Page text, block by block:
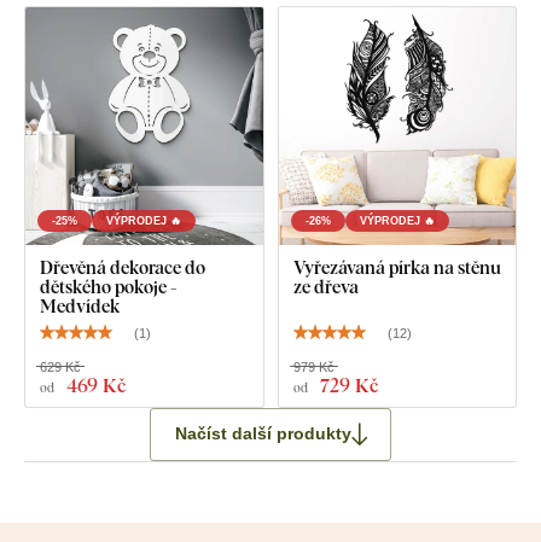
-25% VÝPRODEJ 🔥
Dřevěná dekorace do
dětského pokoje -
Medvídek
(1)
od 469 Kč
629 Kč
-26% VÝPRODEJ 🔥
Vyřezávaná pírka na stěnu
ze dřeva
(12)
od 729 Kč
979 Kč
Načíst další produkty